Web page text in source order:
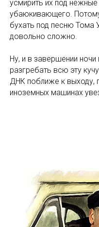
усмирить их под
убаюкивающего.
бухать под песню Тома
довольно сложно.
Ну, и в завершении ночи
разгребать всю эту
ДНК поближе к выходу,
иноземных машинах